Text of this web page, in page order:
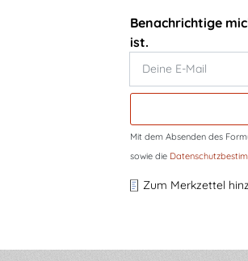
Benachrichtige
ist.
Deine E-Mail
Mit dem Absenden des
sowie die
Zum Merkzettel